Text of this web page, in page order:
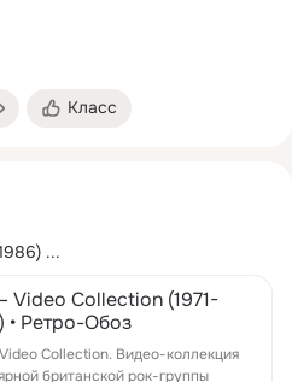
Класс
...
Video Collection (1971-
• Ретро-Обоз
Collection. Видео-коллекция
британской рок-группы